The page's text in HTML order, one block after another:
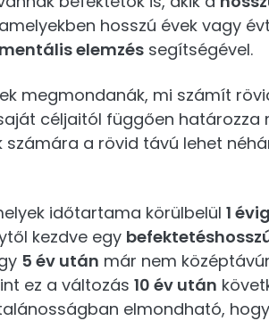
hosszú évek vagy
elemzés segítségével.
megmondanák, mi számít
céljaitól függően határozza
a rövid távú lehet
időtartama körülbelül 1 évig
kezdve egy
5 év után már nem
ez a változás 10 év után
elmondható,